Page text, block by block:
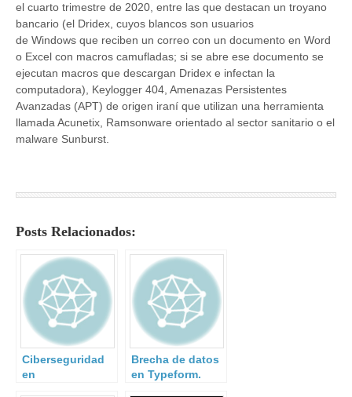
el cuarto trimestre de 2020, entre las que destacan un troyano
bancario (el Dridex, cuyos blancos son usuarios
de Windows que reciben un correo con un documento en Word
o Excel con macros camufladas; si se abre ese documento se
ejecutan macros que descargan Dridex e infectan la
computadora), Keylogger 404, Amenazas Persistentes
Avanzadas (APT) de origen iraní que utilizan una herramienta
llamada Acunetix, Ramsonware orientado al sector sanitario o el
malware Sunburst.
Posts Relacionados:
Ciberseguridad
en
Brecha de datos
en Typeform.